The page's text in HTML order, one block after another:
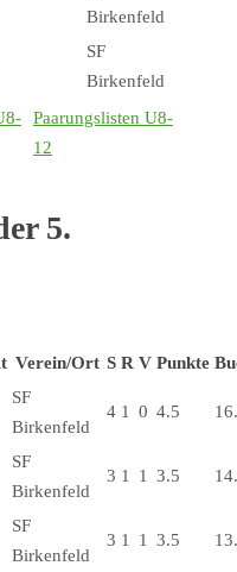
Birkenfeld
SF
Birkenfeld
Paarungslisten U8-
12
5.
Verein/Ort S R V Punkte
SF
Birkenfeld
4 1 0 4.5
SF
Birkenfeld
3 1 1 3.5
SF
Birkenfeld
3 1 1 3.5